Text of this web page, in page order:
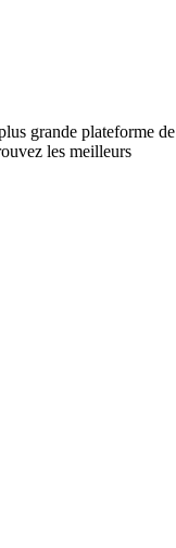
grande plateforme de
les meilleurs